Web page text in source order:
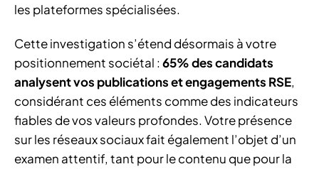
les plateformes spécialisées.
Cette investigation s’étend désormais à votre
positionnement sociétal :65% des candidats
analysent vos publications et engagements RSE,
considérant ces éléments comme des indicateurs
fiables de vos valeurs profondes. Votre présence
sur les réseaux sociaux fait également l’objet d’un
examen attentif, tant pour le contenu que pour la